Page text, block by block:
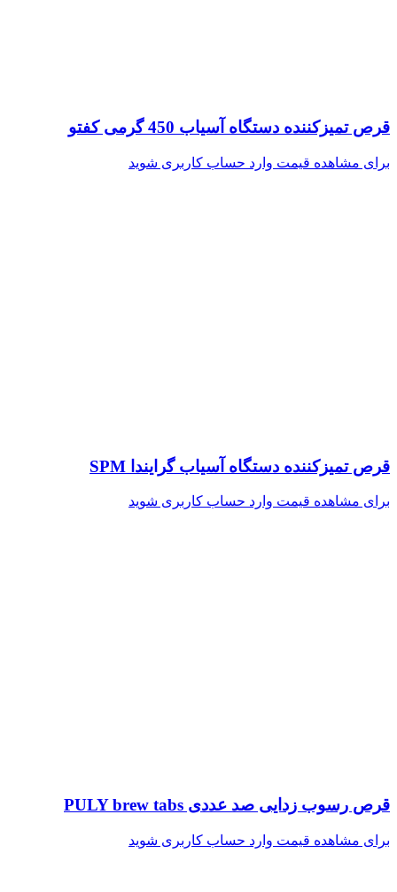
قرص تمیزکننده دستگاه آسیاب 450 گرمی کفتو
برای مشاهده قیمت وارد حساب کاربری شوید
قرص تمیزکننده دستگاه آسیاب گرایندا SPM
برای مشاهده قیمت وارد حساب کاربری شوید
قرص رسوب زدایی صد عددی PULY brew tabs
برای مشاهده قیمت وارد حساب کاربری شوید